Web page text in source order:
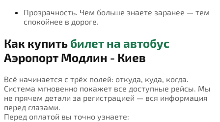
Прозрачность. Чем больше знаете заранее — тем
спокойнее в дороге.
Как купить билет на автобус
Аэропорт Модлин - Киев
Всё начинается с трёх полей: откуда, куда, когда.
Система мгновенно покажет все доступные рейсы. Мы
не прячем детали за регистрацией — вся информация
перед глазами.
Перед оплатой вы точно узнаете: